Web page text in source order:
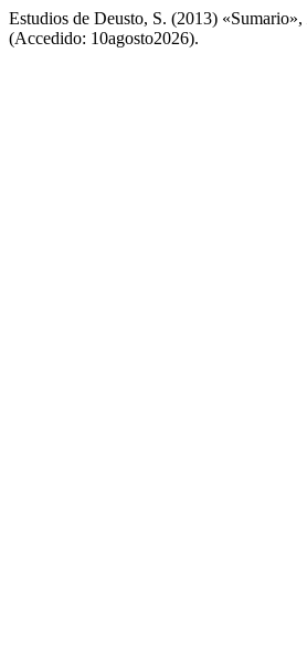
Estudios de Deusto, S. (2013) «Sumario»,
(Accedido: 10agosto2026).